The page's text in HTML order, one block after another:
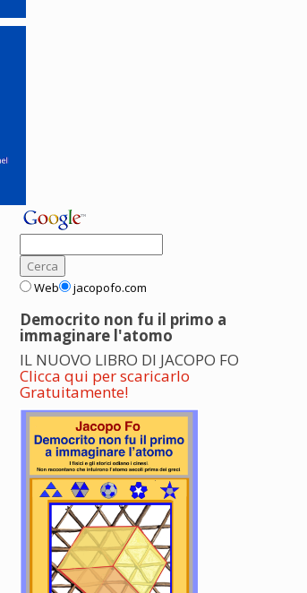
Web jacopofo.com
Democrito non fu il primo a
immaginare l'atomo
IL NUOVO LIBRO DI JACOPO FO
Clicca qui per scaricarlo
Gratuitamente!